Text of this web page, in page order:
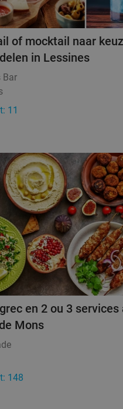
of mocktail naar
in Lessines
Bar
11
en 2 ou 3 services
Mons
148